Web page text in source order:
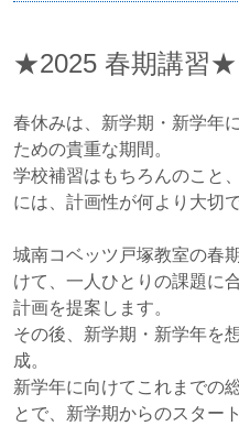
★2025 春期講習★
春休みは、新学期・新学年
ための貴重な期間。
学校補習はもちろんのこと
には、計画性が何より大切で
城南コベッツ戸塚教室の春
けて、一人ひとりの課題に
計画を提案します。
その後、新学期・新学年を
成。
新学年に向けてこれまでの
とで、新学期からのスター